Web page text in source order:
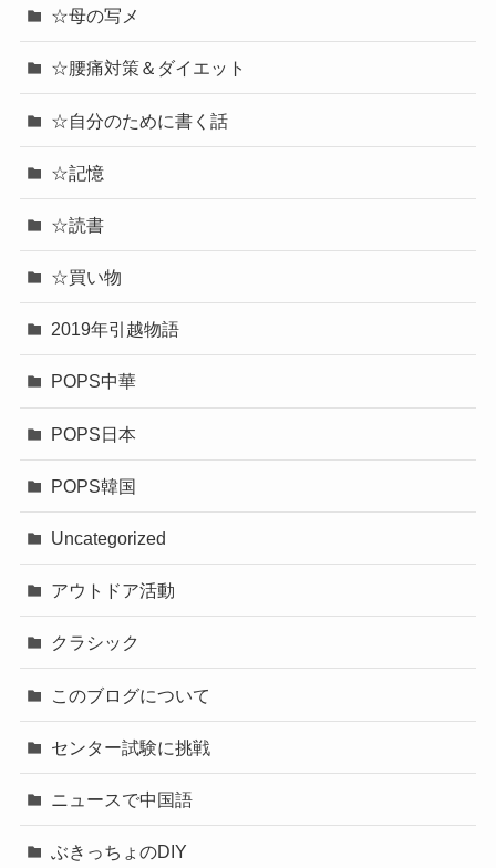
☆母の写メ
☆腰痛対策＆ダイエット
☆自分のために書く話
☆記憶
☆読書
☆買い物
2019年引越物語
POPS中華
POPS日本
POPS韓国
Uncategorized
アウトドア活動
クラシック
このブログについて
センター試験に挑戦
ニュースで中国語
ぶきっちょのDIY